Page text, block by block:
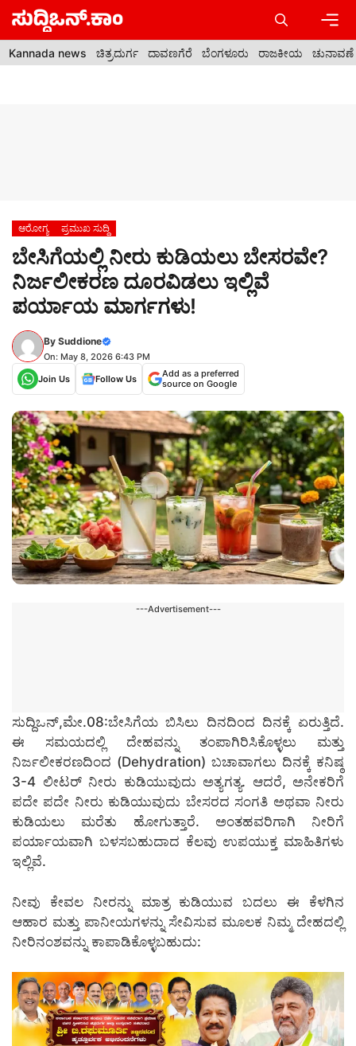
Skip
content
Kannada news ಚಿತ್ರದುರ್ಗ ದಾವಣಗೆರೆ ಬೆಂಗಳೂರು ರಾಜಕೀಯ ಚುನಾವಣೆ
ಆರೋಗ್ಯ ಪ್ರಮುಖ ಸುದ್ದಿ
ಬೇಸಿಗೆಯಲ್ಲಿ ನೀರು ಕುಡಿಯಲು ಬೇಸರವೇ?
ನಿರ್ಜಲೀಕರಣ ದೂರವಿಡಲು ಇಲ್ಲಿವೆ
ಪರ್ಯಾಯ ಮಾರ್ಗಗಳು!
By Suddione
On: May 8, 2026 6:43 PM
Join Us
Follow Us
Add as a preferred
source on Google
---Advertisement---
ಸುದ್ದಿಒನ್,ಮೇ.08:ಬೇಸಿಗೆಯ ಬಿಸಿಲು ದಿನದಿಂದ ದಿನಕ್ಕೆ ಏರುತ್ತಿದೆ.
ಈ ಸಮಯದಲ್ಲಿ ದೇಹವನ್ನು ತಂಪಾಗಿರಿಸಿಕೊಳ್ಳಲು ಮತ್ತು
ನಿರ್ಜಲೀಕರಣದಿಂದ (Dehydration) ಬಚಾವಾಗಲು ದಿನಕ್ಕೆ ಕನಿಷ್ಠ
3-4 ಲೀಟರ್ ನೀರು ಕುಡಿಯುವುದು ಅತ್ಯಗತ್ಯ. ಆದರೆ, ಅನೇಕರಿಗೆ
ಪದೇ ಪದೇ ನೀರು ಕುಡಿಯುವುದು ಬೇಸರದ ಸಂಗತಿ ಅಥವಾ ನೀರು
ಕುಡಿಯಲು ಮರೆತು ಹೋಗುತ್ತಾರೆ. ಅಂತಹವರಿಗಾಗಿ ನೀರಿಗೆ
ಪರ್ಯಾಯವಾಗಿ ಬಳಸಬಹುದಾದ ಕೆಲವು ಉಪಯುಕ್ತ ಮಾಹಿತಿಗಳು
ಇಲ್ಲಿವೆ.
ನೀವು ಕೇವಲ ನೀರನ್ನು ಮಾತ್ರ ಕುಡಿಯುವ ಬದಲು ಈ ಕೆಳಗಿನ
ಆಹಾರ ಮತ್ತು ಪಾನೀಯಗಳನ್ನು ಸೇವಿಸುವ ಮೂಲಕ ನಿಮ್ಮ ದೇಹದಲ್ಲಿ
ನೀರಿನಂಶವನ್ನು ಕಾಪಾಡಿಕೊಳ್ಳಬಹುದು: